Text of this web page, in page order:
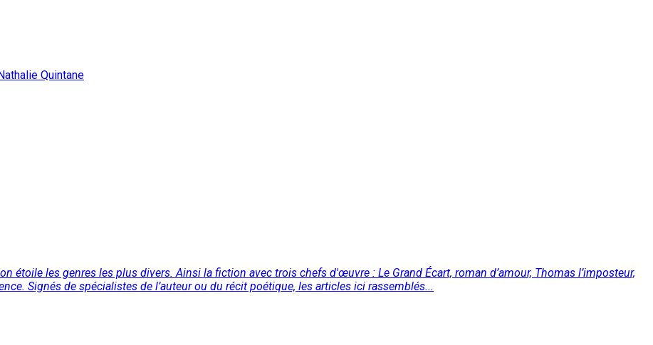
Quintane
étoile les genres les plus divers. Ainsi la fiction avec trois chefs d'œuvre : Le Grand Écart, roman d’amour, Thomas l’imposteur,
Signés de spécialistes de l’auteur ou du récit poétique, les articles ici rassemblés...